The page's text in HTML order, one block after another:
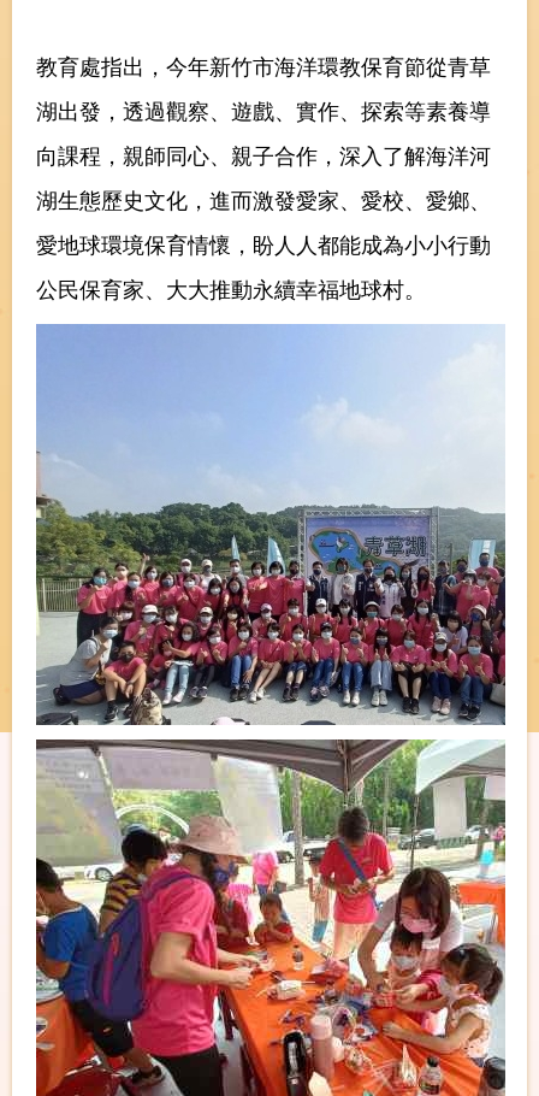
教育處指出，今年新竹市海洋環教保育節從青草
湖出發，透過觀察、遊戲、實作、探索等素養導
向課程，親師同心、親子合作，深入了解海洋河
湖生態歷史文化，進而激發愛家、愛校、愛鄉、
愛地球環境保育情懷，盼人人都能成為小小行動
公民保育家、大大推動永續幸福地球村。